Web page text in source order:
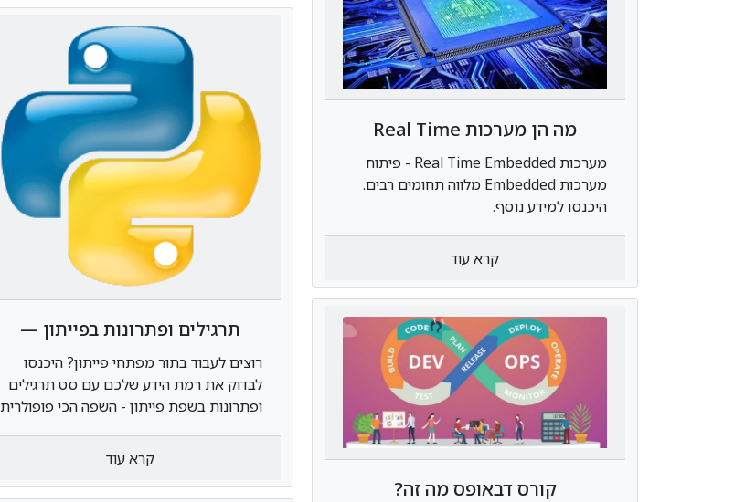
תרגילים ופתרונות בפייתון —
שאלות נפוצות לתרגול
רוצים לעבוד בתור מפתחי פייתון? היכנסו
לבדוק את רמת הידע שלכם עם סט תרגילים
ופתרונות בשפת פייתון - השפה הכי פופולרית
קרא עוד
מה הן מערכות Real Time
Embedded?
מערכות Real Time Embedded - פיתוח
מערכות Embedded מלווה תחומים רבים.
היכנסו למידע נוסף.
קרא עוד
קורס דבאופס מה זה?